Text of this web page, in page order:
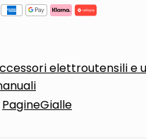
elettroutensili e
PagineGialle